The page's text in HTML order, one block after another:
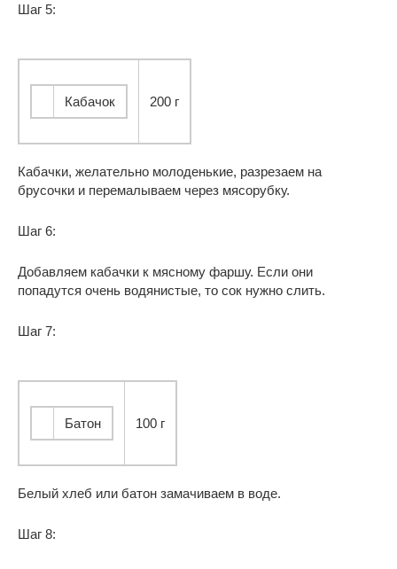
Шаг 5:
Кабачок 200 г
Кабачки, желательно молоденькие, разрезаем на
брусочки и перемалываем через мясорубку.
Шаг 6:
Добавляем кабачки к мясному фаршу. Если они
попадутся очень водянистые, то сок нужно слить.
Шаг 7:
Батон 100 г
Белый хлеб или батон замачиваем в воде.
Шаг 8: